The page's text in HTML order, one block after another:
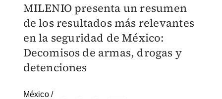
MILENIO presenta un resumen
de los resultados más relevantes
en la seguridad de México:
Decomisos de armas, drogas y
detenciones
México/